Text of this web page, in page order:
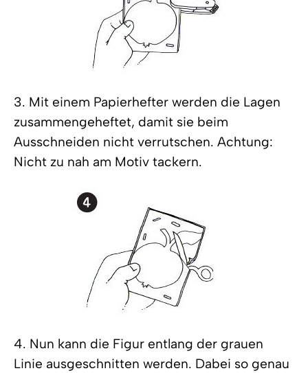
3. Mit einem Papierhefter werden die Lagen
zusammengeheftet, damit sie beim
Ausschneiden nicht verrutschen. Achtung:
Nicht zu nah am Motiv tackern.
4. Nun kann die Figur entlang der grauen
Linie ausgeschnitten werden. Dabei so genau